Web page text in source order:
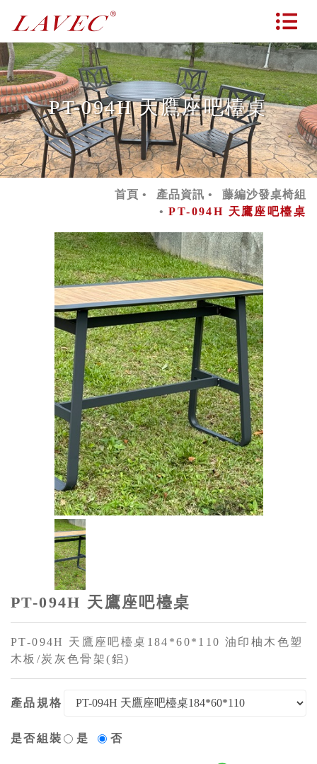
PT-094H 天鷹座吧檯桌
首頁 產品資訊
藤編沙發桌椅組
PT-094H 天鷹座吧檯桌
PT-094H 天鷹座吧檯桌
PT-094H 天鷹座吧檯桌184*60*110 油印柚木色塑
木板/炭灰色骨架(鋁)
產品規格
是否組裝 是 否